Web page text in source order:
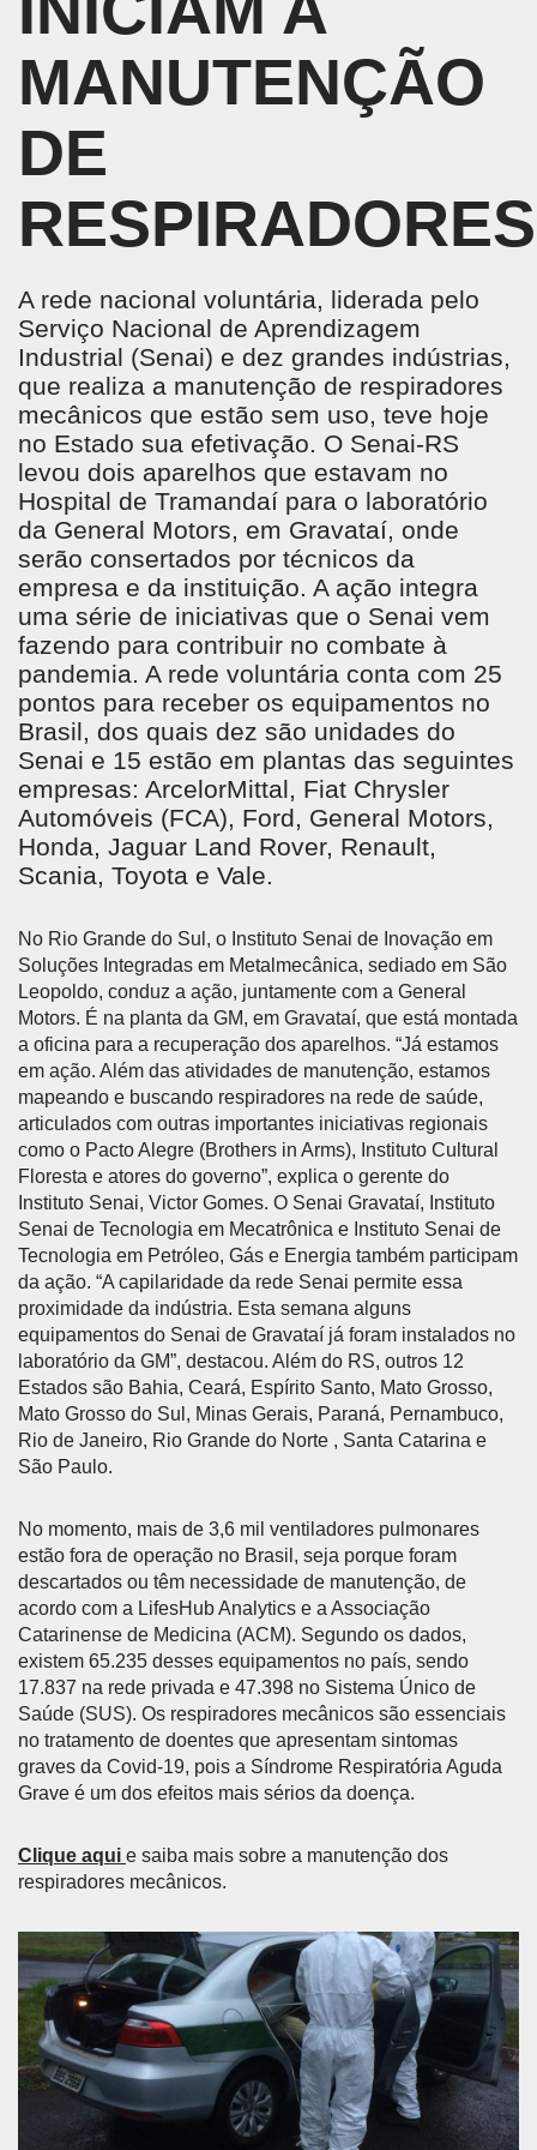
MANUTENÇÃO
DE
RESPIRADORES
A rede nacional voluntária, liderada pelo
Serviço Nacional de Aprendizagem
Industrial (Senai) e dez grandes indústrias,
que realiza a manutenção de respiradores
mecânicos que estão sem uso, teve hoje
no Estado sua efetivação. O Senai-RS
levou dois aparelhos que estavam no
Hospital de Tramandaí para o laboratório
da General Motors, em Gravataí, onde
serão consertados por técnicos da
empresa e da instituição. A ação integra
uma série de iniciativas que o Senai vem
fazendo para contribuir no combate à
pandemia. A rede voluntária conta com 25
pontos para receber os equipamentos no
Brasil, dos quais dez são unidades do
Senai e 15 estão em plantas das seguintes
empresas: ArcelorMittal, Fiat Chrysler
Automóveis (FCA), Ford, General Motors,
Honda, Jaguar Land Rover, Renault,
Scania, Toyota e Vale.
No Rio Grande do Sul, o Instituto Senai de Inovação em
Soluções Integradas em Metalmecânica, sediado em São
Leopoldo, conduz a ação, juntamente com a General
Motors. É na planta da GM, em Gravataí, que está montada
a oficina para a recuperação dos aparelhos. “Já estamos
em ação. Além das atividades de manutenção, estamos
mapeando e buscando respiradores na rede de saúde,
articulados com outras importantes iniciativas regionais
como o Pacto Alegre (Brothers in Arms), Instituto Cultural
Floresta e atores do governo”, explica o gerente do
Instituto Senai, Victor Gomes. O Senai Gravataí, Instituto
Senai de Tecnologia em Mecatrônica e Instituto Senai de
Tecnologia em Petróleo, Gás e Energia também participam
da ação. “A capilaridade da rede Senai permite essa
proximidade da indústria. Esta semana alguns
equipamentos do Senai de Gravataí já foram instalados no
laboratório da GM”, destacou. Além do RS, outros 12
Estados são Bahia, Ceará, Espírito Santo, Mato Grosso,
Mato Grosso do Sul, Minas Gerais, Paraná, Pernambuco,
Rio de Janeiro, Rio Grande do Norte , Santa Catarina e
São Paulo.
No momento, mais de 3,6 mil ventiladores pulmonares
estão fora de operação no Brasil, seja porque foram
descartados ou têm necessidade de manutenção, de
acordo com a LifesHub Analytics e a Associação
Catarinense de Medicina (ACM). Segundo os dados,
existem 65.235 desses equipamentos no país, sendo
17.837 na rede privada e 47.398 no Sistema Único de
Saúde (SUS). Os respiradores mecânicos são essenciais
no tratamento de doentes que apresentam sintomas
graves da Covid-19, pois a Síndrome Respiratória Aguda
Grave é um dos efeitos mais sérios da doença.
Clique aqui e saiba mais sobre a manutenção dos
respiradores mecânicos.
Anterior